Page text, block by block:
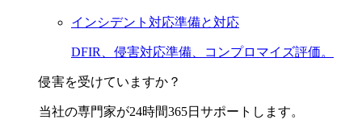
インシデント対応準備と対応
DFIR、侵害対応準備、コンプロマイズ評価。
侵害を受けていますか？
当社の専門家が24時間365日サポートします。